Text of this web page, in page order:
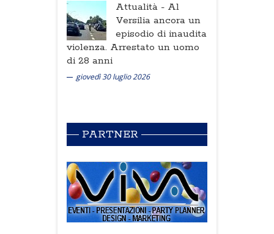
Attualità - Al
Versilia ancora un
episodio di inaudita
violenza. Arrestato un uomo
di 28 anni
giovedì 30 luglio 2026
PARTNER